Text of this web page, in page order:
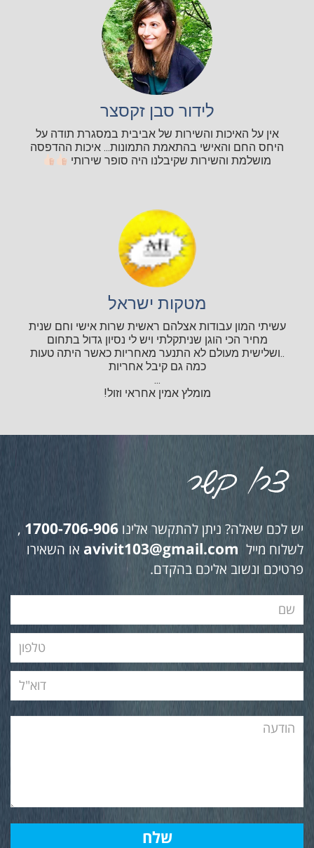
לידור סבן זקסצר
אין על האיכות והשירות של אביבית במסגרת תודה על
היחס החם והאישי בהתאמת התמונות... איכות ההדפסה
מושלמת והשירות שקיבלנו היה סופר שירותי
מטקות ישראל
עשיתי המון עבודות אצלהם ראשית שרות אישי וחם שנית
מחיר הכי הוגן שניתקלתי ויש לי נסיון גדול בתחום
..ושלישית מעולם לא התנער מאחריות כאשר היתה טעות
כמה גם קיבל אחריות
...
מומלץ אמין אחראי וזול!
יש לכם שאלה? ניתן להתקשר אלינו 1700-706-906
,
לשלוח מייל avivit103@gmail.com או השאירו
פרטיכם ונשוב אליכם בהקדם.